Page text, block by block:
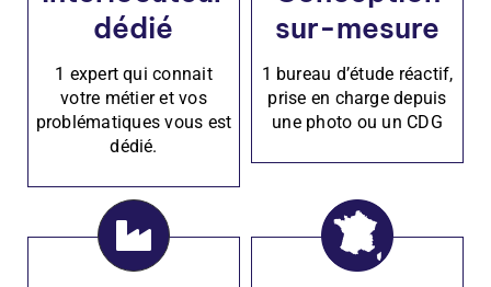
dédié
1 expert qui connait
votre métier et vos
problématiques vous est
dédié.
sur-mesure
1 bureau d’étude réactif,
prise en charge depuis
une photo ou un CDG